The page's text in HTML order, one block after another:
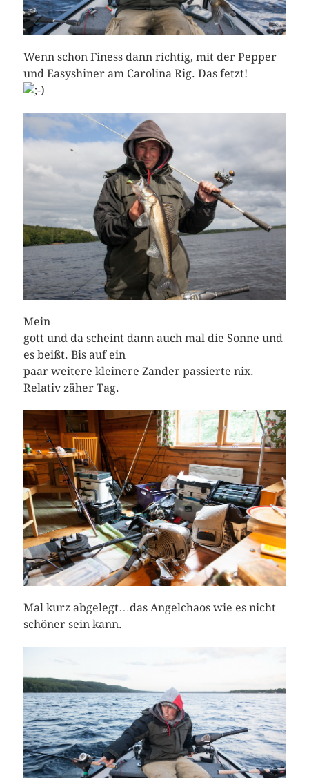
Wenn schon Finess dann richtig, mit der Pepper
und Easyshiner am Carolina Rig. Das fetzt!
Mein
gott und da scheint dann auch mal die Sonne und
es beißt. Bis auf ein
paar weitere kleinere Zander passierte nix.
Relativ zäher Tag.
Mal kurz abgelegt…das Angelchaos wie es nicht
schöner sein kann.